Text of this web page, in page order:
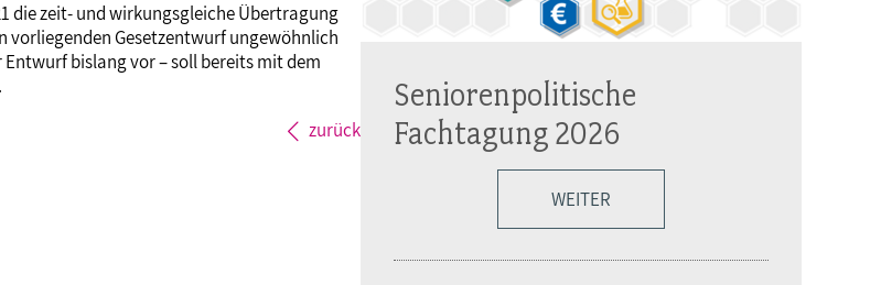
die zeit- und wirkungsgleiche Übertragung
vorliegenden Gesetzentwurf ungewöhnlich
Entwurf bislang vor – soll bereits mit dem
zurück
Seniorenpolitische
Fachtagung 2026
WEITER